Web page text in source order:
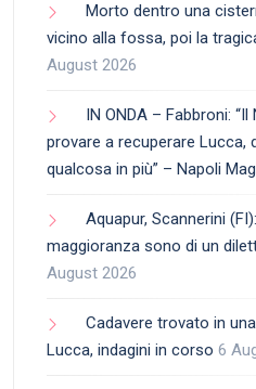
Morto dentro una
vicino alla fossa, poi la
August 2026
IN ONDA – Fabbroni:
provare a recuperare Lucca,
qualcosa in più” – Napoli
Aquapur, Scannerini
maggioranza sono di un
August 2026
Cadavere trovato in
Lucca, indagini in corso 6